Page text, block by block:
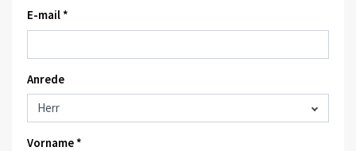
E-mail *
Anrede
Vorname *